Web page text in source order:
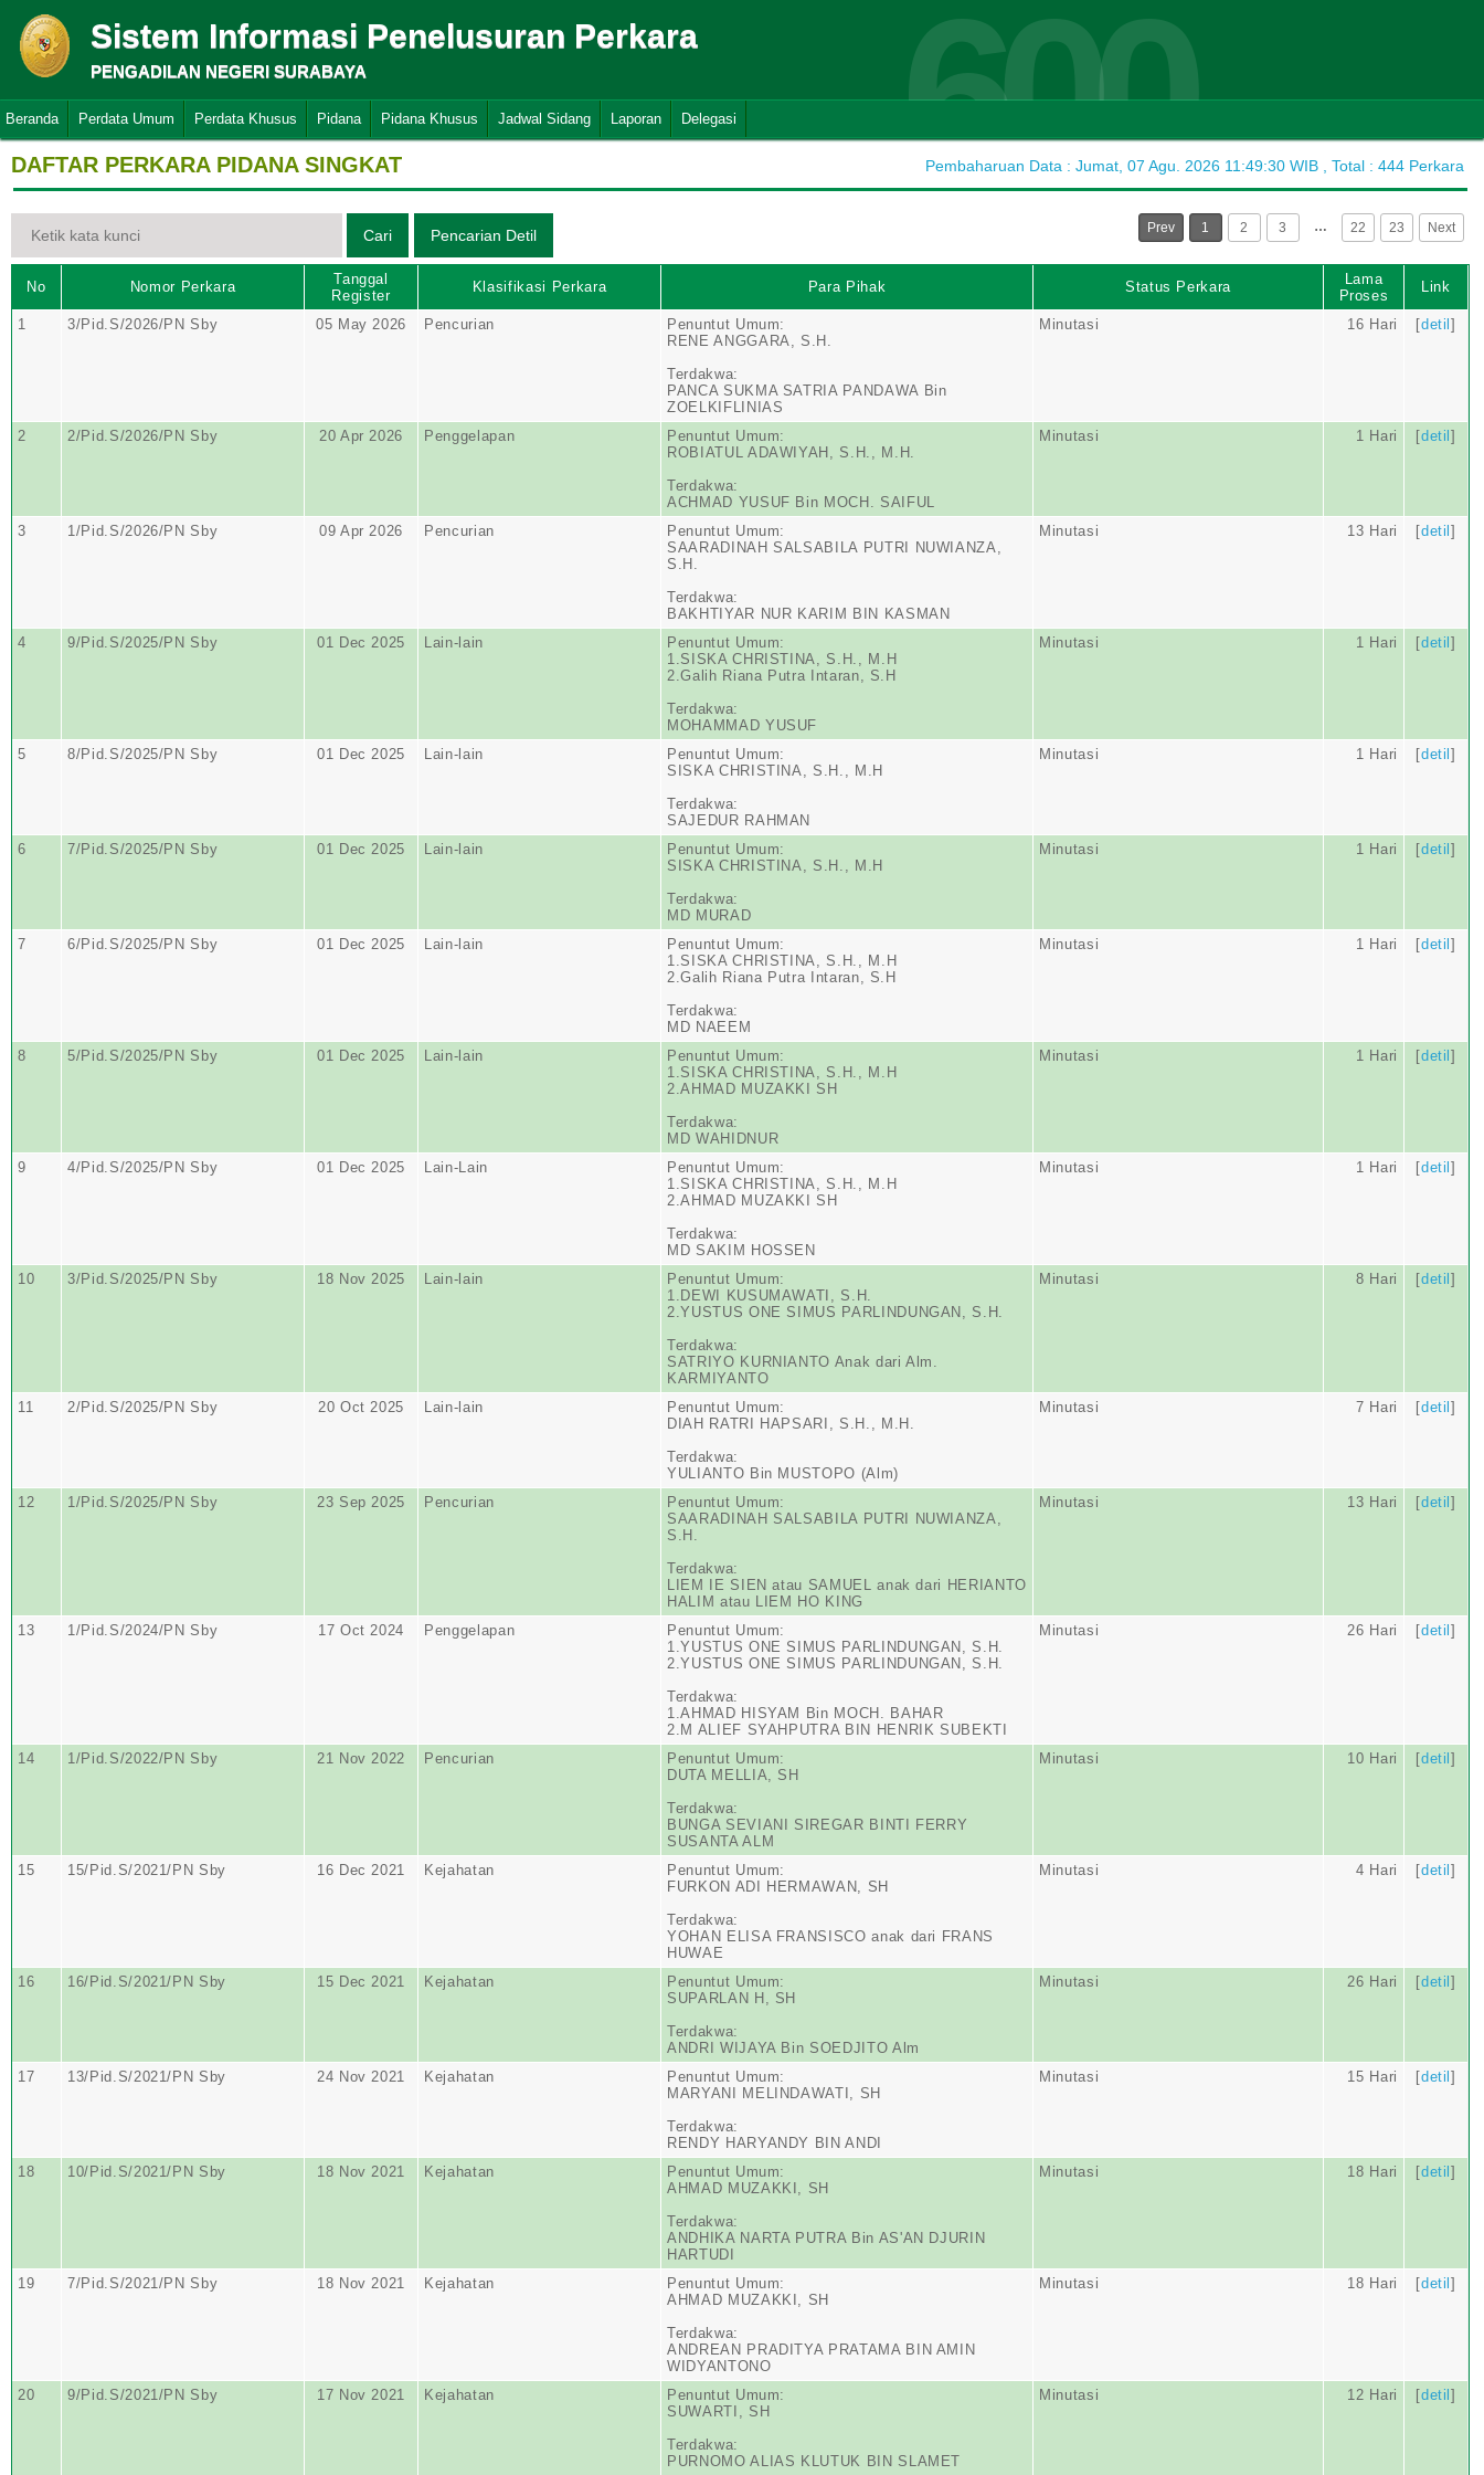
Sistem Informasi Penelusuran Perkara
PENGADILAN NEGERI SURABAYA 600
Beranda Perdata Umum Perdata Khusus Pidana Pidana Khusus Jadwal Sidang Laporan Delegasi
DAFTAR PERKARA PIDANA SINGKAT Pembaharuan Data : Jumat, 07 Agu. 2026 11:49:30 WIB , Total : 444 Perkara
Prev 1 2 3 … 22 23 Next
No Nomor Perkara
Tanggal
Register
Klasifikasi Perkara Para Pihak Status Perkara
Lama
Proses
Link
1 3/Pid.S/2026/PN Sby 05 May 2026 Pencurian
Penuntut Umum:
RENE ANGGARA, S.H.
Terdakwa:
PANCA SUKMA SATRIA PANDAWA Bin
ZOELKIFLINIAS
Minutasi 16 Hari [detil]
2 2/Pid.S/2026/PN Sby 20 Apr 2026 Penggelapan
Penuntut Umum:
ROBIATUL ADAWIYAH, S.H., M.H.
Terdakwa:
ACHMAD YUSUF Bin MOCH. SAIFUL
Minutasi 1 Hari [detil]
3 1/Pid.S/2026/PN Sby 09 Apr 2026 Pencurian
Penuntut Umum:
SAARADINAH SALSABILA PUTRI NUWIANZA,
S.H.
Terdakwa:
BAKHTIYAR NUR KARIM BIN KASMAN
Minutasi 13 Hari [detil]
4 9/Pid.S/2025/PN Sby 01 Dec 2025 Lain-lain
Penuntut Umum:
1.SISKA CHRISTINA, S.H., M.H
2.Galih Riana Putra Intaran, S.H
Terdakwa:
MOHAMMAD YUSUF
Minutasi 1 Hari [detil]
5 8/Pid.S/2025/PN Sby 01 Dec 2025 Lain-lain
Penuntut Umum:
SISKA CHRISTINA, S.H., M.H
Terdakwa:
SAJEDUR RAHMAN
Minutasi 1 Hari [detil]
6 7/Pid.S/2025/PN Sby 01 Dec 2025 Lain-lain
Penuntut Umum:
SISKA CHRISTINA, S.H., M.H
Terdakwa:
MD MURAD
Minutasi 1 Hari [detil]
7 6/Pid.S/2025/PN Sby 01 Dec 2025 Lain-lain
Penuntut Umum:
1.SISKA CHRISTINA, S.H., M.H
2.Galih Riana Putra Intaran, S.H
Terdakwa:
MD NAEEM
Minutasi 1 Hari [detil]
8 5/Pid.S/2025/PN Sby 01 Dec 2025 Lain-lain
Penuntut Umum:
1.SISKA CHRISTINA, S.H., M.H
2.AHMAD MUZAKKI SH
Terdakwa:
MD WAHIDNUR
Minutasi 1 Hari [detil]
9 4/Pid.S/2025/PN Sby 01 Dec 2025 Lain-Lain
Penuntut Umum:
1.SISKA CHRISTINA, S.H., M.H
2.AHMAD MUZAKKI SH
Terdakwa:
MD SAKIM HOSSEN
Minutasi 1 Hari [detil]
10 3/Pid.S/2025/PN Sby 18 Nov 2025 Lain-lain
Penuntut Umum:
1.DEWI KUSUMAWATI, S.H.
2.YUSTUS ONE SIMUS PARLINDUNGAN, S.H.
Terdakwa:
SATRIYO KURNIANTO Anak dari Alm.
KARMIYANTO
Minutasi 8 Hari [detil]
11 2/Pid.S/2025/PN Sby 20 Oct 2025 Lain-lain
Penuntut Umum:
DIAH RATRI HAPSARI, S.H., M.H.
Terdakwa:
YULIANTO Bin MUSTOPO (Alm)
Minutasi 7 Hari [detil]
12 1/Pid.S/2025/PN Sby 23 Sep 2025 Pencurian
Penuntut Umum:
SAARADINAH SALSABILA PUTRI NUWIANZA,
S.H.
Terdakwa:
LIEM IE SIEN atau SAMUEL anak dari HERIANTO
HALIM atau LIEM HO KING
Minutasi 13 Hari [detil]
13 1/Pid.S/2024/PN Sby 17 Oct 2024 Penggelapan
Penuntut Umum:
1.YUSTUS ONE SIMUS PARLINDUNGAN, S.H.
2.YUSTUS ONE SIMUS PARLINDUNGAN, S.H.
Terdakwa:
1.AHMAD HISYAM Bin MOCH. BAHAR
2.M ALIEF SYAHPUTRA BIN HENRIK SUBEKTI
Minutasi 26 Hari [detil]
14 1/Pid.S/2022/PN Sby 21 Nov 2022 Pencurian
Penuntut Umum:
DUTA MELLIA, SH
Terdakwa:
BUNGA SEVIANI SIREGAR BINTI FERRY
SUSANTA ALM
Minutasi 10 Hari [detil]
15 15/Pid.S/2021/PN Sby 16 Dec 2021 Kejahatan
Penuntut Umum:
FURKON ADI HERMAWAN, SH
Terdakwa:
YOHAN ELISA FRANSISCO anak dari FRANS
HUWAE
Minutasi 4 Hari [detil]
16 16/Pid.S/2021/PN Sby 15 Dec 2021 Kejahatan
Penuntut Umum:
SUPARLAN H, SH
Terdakwa:
ANDRI WIJAYA Bin SOEDJITO Alm
Minutasi 26 Hari [detil]
17 13/Pid.S/2021/PN Sby 24 Nov 2021 Kejahatan
Penuntut Umum:
MARYANI MELINDAWATI, SH
Terdakwa:
RENDY HARYANDY BIN ANDI
Minutasi 15 Hari [detil]
18 10/Pid.S/2021/PN Sby 18 Nov 2021 Kejahatan
Penuntut Umum:
AHMAD MUZAKKI, SH
Terdakwa:
ANDHIKA NARTA PUTRA Bin AS'AN DJURIN
HARTUDI
Minutasi 18 Hari [detil]
19 7/Pid.S/2021/PN Sby 18 Nov 2021 Kejahatan
Penuntut Umum:
AHMAD MUZAKKI, SH
Terdakwa:
ANDREAN PRADITYA PRATAMA BIN AMIN
WIDYANTONO
Minutasi 18 Hari [detil]
20 9/Pid.S/2021/PN Sby 17 Nov 2021 Kejahatan
Penuntut Umum:
SUWARTI, SH
Terdakwa:
PURNOMO ALIAS KLUTUK BIN SLAMET
Minutasi 12 Hari [detil]